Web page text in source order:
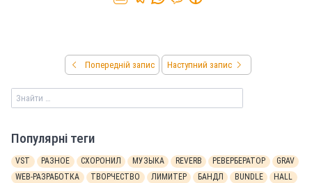
Попередній запис Наступний запис
Популярні теги
VST РАЗНОЕ СХОРОНИЛ МУЗЫКА REVERB РЕВЕРБЕРАТОР
GRAV
WEB-РАЗРАБОТКА
ТВОРЧЕСТВО ЛИМИТЕР БАНДЛ BUNDLE
HALL